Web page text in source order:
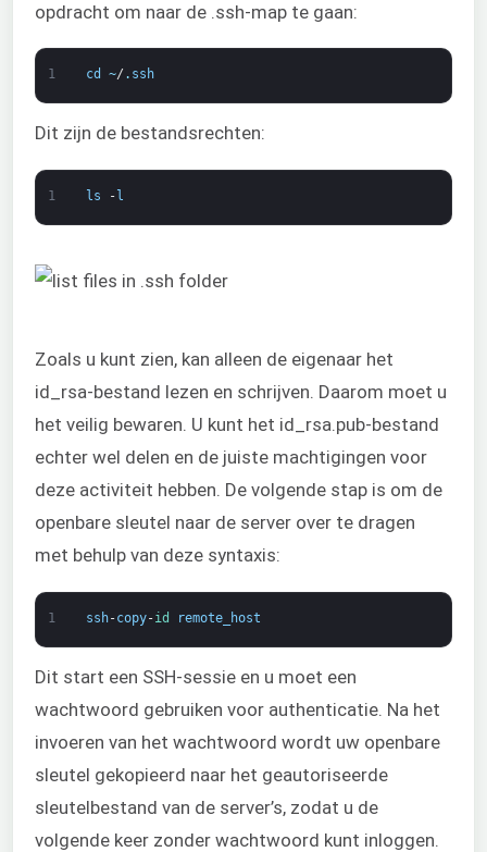
opdracht om naar de .ssh-map te gaan:
1 cd ~/ . ssh
Dit zijn de bestandsrechten:
1 ls -l
Zoals u kunt zien, kan alleen de eigenaar het
id_rsa-bestand lezen en schrijven. Daarom moet u
het veilig bewaren. U kunt het id_rsa.pub-bestand
echter wel delen en de juiste machtigingen voor
deze activiteit hebben. De volgende stap is om de
openbare sleutel naar de server over te dragen
met behulp van deze syntaxis:
1 ssh-copy-id remote_host
Dit start een SSH-sessie en u moet een
wachtwoord gebruiken voor authenticatie. Na het
invoeren van het wachtwoord wordt uw openbare
sleutel gekopieerd naar het geautoriseerde
sleutelbestand van de server’s, zodat u de
volgende keer zonder wachtwoord kunt inloggen.